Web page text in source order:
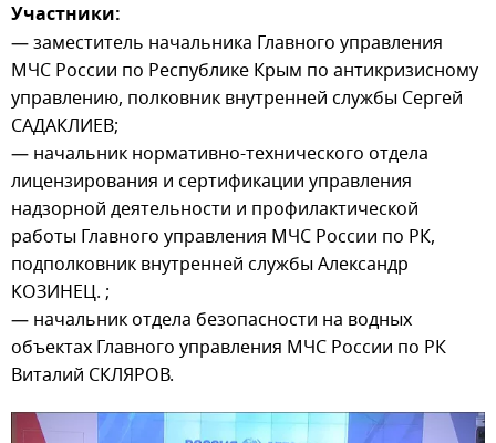
Участники:
— заместитель начальника Главного управления
МЧС России по Республике Крым по антикризисному
управлению, полковник внутренней службы Сергей
САДАКЛИЕВ;
— начальник нормативно-технического отдела
лицензирования и сертификации управления
надзорной деятельности и профилактической
работы Главного управления МЧС России по РК,
подполковник внутренней службы Александр
КОЗИНЕЦ. ;
— начальник отдела безопасности на водных
объектах Главного управления МЧС России по РК
Виталий СКЛЯРОВ.